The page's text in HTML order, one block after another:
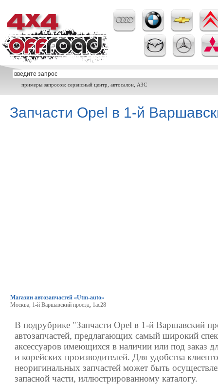
примеры запросов: сервисный центр, автосалон, АЗС
Запчасти Opel в 1-й
Магазин автозапчастей «Utm-auto»
Москва, 1-й Варшавский проезд, 1ас28
В подрубрике "Запчасти Opel в 1-й Варшавский
автозапчастей, предлагающих самый широкий
аксессуаров имеющихся в наличии или под заказ
и корейских производителей. Для удобства
неоригинальных запчастей может быть
запасной части, иллюстрированному каталогу.